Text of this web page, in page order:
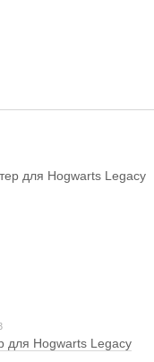
для Hogwarts Legacy